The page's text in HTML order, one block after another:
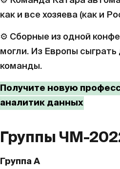
как и все хозяева (как и
⚙️ Сборные из одной
могли. Из Европы сыграть
команды.
Получите новую
аналитик данных
Группы ЧМ-
Группа А